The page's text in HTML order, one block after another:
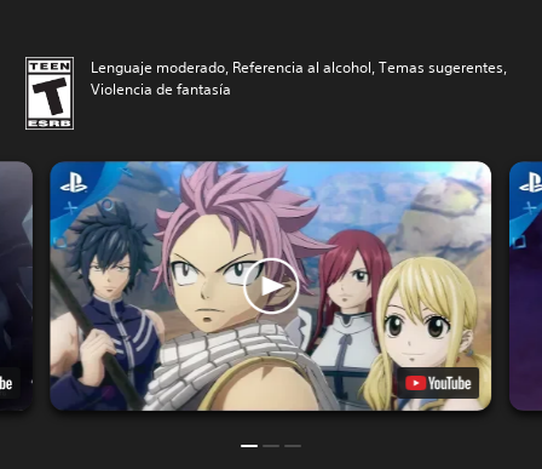
Lenguaje moderado, Referencia al alcohol, Temas sugerentes,
Violencia de fantasía